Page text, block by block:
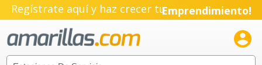
Regístrate aquí y haz crecer tuEmprendimiento!
